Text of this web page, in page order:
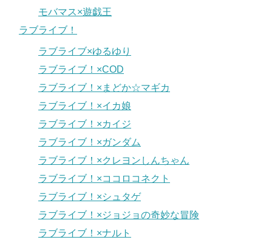
モバマス×遊戯王
ラブライブ！
ラブライブ×ゆるゆり
ラブライブ！×COD
ラブライブ！×まどか☆マギカ
ラブライブ！×イカ娘
ラブライブ！×カイジ
ラブライブ！×ガンダム
ラブライブ！×クレヨンしんちゃん
ラブライブ！×ココロコネクト
ラブライブ！×シュタゲ
ラブライブ！×ジョジョの奇妙な冒険
ラブライブ！×ナルト